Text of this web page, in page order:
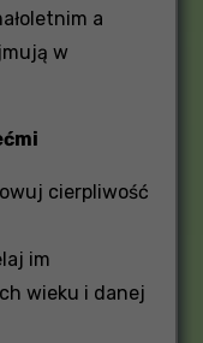
a
w
cierpliwość
im
wieku i danej